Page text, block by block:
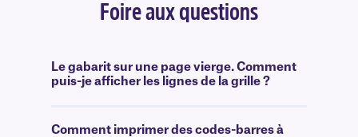
Foire aux questions
Le gabarit sur une page vierge. Comment
puis-je afficher les lignes de la grille ?
Comment imprimer des codes-barres à